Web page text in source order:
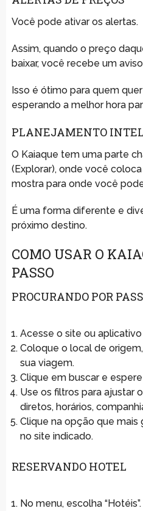
Você pode ativar os alertas.
Assim, quando o preço
baixar, você recebe um
Isso é ótimo para quem
esperando a melhor hora
PLANEJAMENTO
O Kaiaque tem uma parte
(Explorar), onde você
mostra para onde você
É uma forma diferente e
próximo destino.
COMO USAR O
PASSO
PROCURANDO POR
Acesse o site ou
Coloque o local de
sua viagem.
Clique em buscar e
Use os filtros para ajustar
diretos, horários,
Clique na opção que
no site indicado.
RESERVANDO HOTEL
No menu, escolha “Hotéis”.